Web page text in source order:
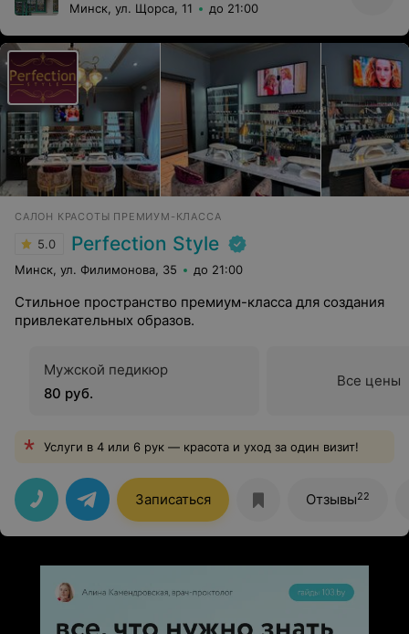
Минск, ул. Щорса, 11 до 21:00
САЛОН КРАСОТЫ ПРЕМИУМ-КЛАССА
5.0 Perfection Style
Минск, ул. Филимонова, 35 до 21:00
Стильное пространство премиум-класса для создания
привлекательных образов.
Мужской педикюр
80 руб.
Все цены
Услуги в 4 или 6 рук — красота и уход за один визит!
Записаться Отзывы22